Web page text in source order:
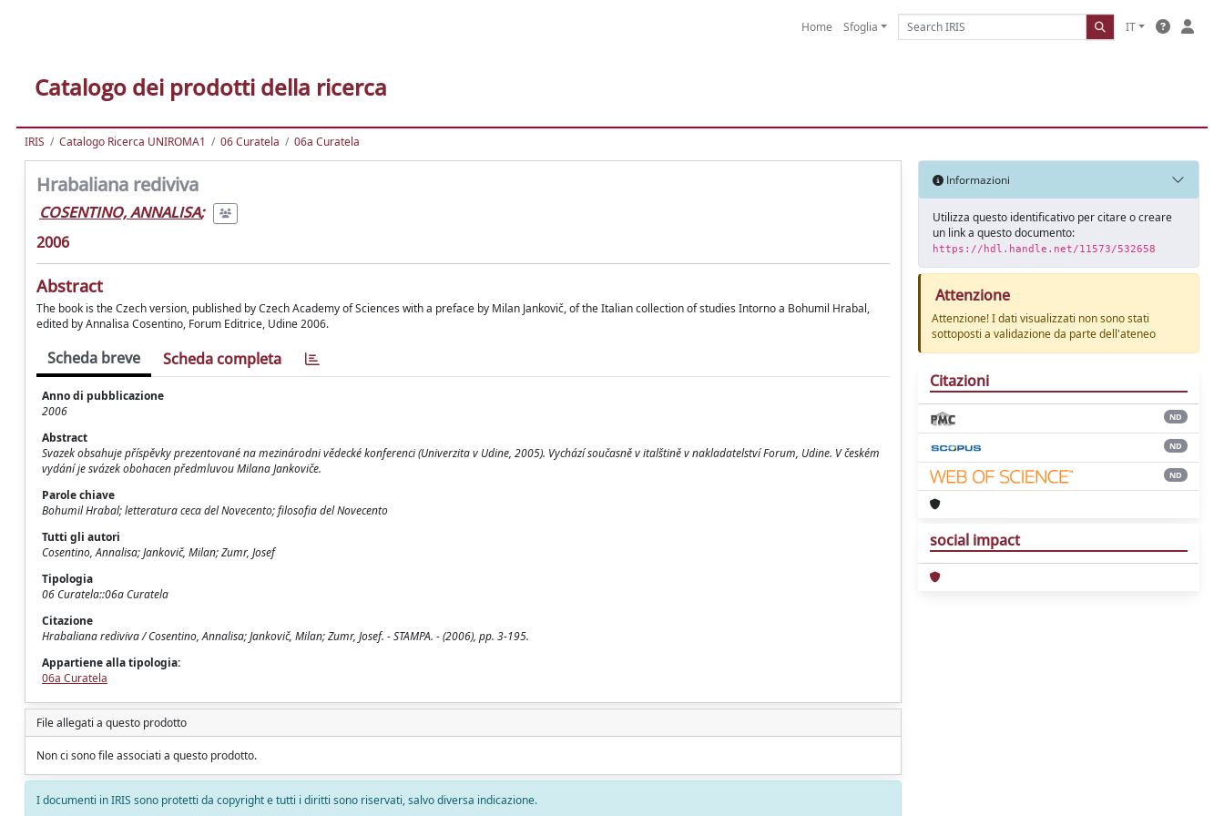
Home Sfoglia IT
Catalogo dei prodotti della ricerca
IRIS Catalogo Ricerca UNIROMA1 06 Curatela 06a Curatela
Hrabaliana rediviva
COSENTINO, ANNALISA;
2006
Abstract
The book is the Czech version, published by Czech Academy of Sciences with a preface by Milan Jankovič, of the Italian collection of studies Intorno a Bohumil Hrabal,
edited by Annalisa Cosentino, Forum Editrice, Udine 2006.
Scheda breve Scheda completa
Anno di pubblicazione
2006
Abstract
Svazek obsahuje příspěvky prezentované na mezinárodni vědecké konferenci (Univerzita v Udine, 2005). Vychází současně v italštině v nakladatelství Forum, Udine. V českém
vydání je svázek obohacen předmluvou Milana Jankoviče.
Parole chiave
Bohumil Hrabal; letteratura ceca del Novecento; filosofia del Novecento
Tutti gli autori
Cosentino, Annalisa; Jankovič, Milan; Zumr, Josef
Tipologia
06 Curatela::06a Curatela
Citazione
Hrabaliana rediviva / Cosentino, Annalisa; Jankovič, Milan; Zumr, Josef. - STAMPA. - (2006), pp. 3-195.
Appartiene alla tipologia:
06a Curatela
File allegati a questo prodotto
Non ci sono file associati a questo prodotto.
I documenti in IRIS sono protetti da copyright e tutti i diritti sono riservati, salvo diversa indicazione.
Informazioni
Utilizza questo identificativo per citare o creare
un link a questo documento:
https://hdl.handle.net/11573/532658
Attenzione
Attenzione! I dati visualizzati non sono stati
sottoposti a validazione da parte dell'ateneo
Citazioni
ND
ND
ND
social impact